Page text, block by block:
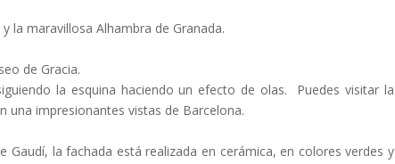
la maravillosa Alhambra de Granada.
de Gracia.
la esquina haciendo un efecto de olas. Puedes visitar la
una impresionantes vistas de Barcelona.
Gaudí, la fachada está realizada en cerámica, en colores verdes y